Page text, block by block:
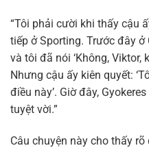
“Tôi phải cười khi thấy cậu
tiếp ở Sporting. Trước đây
và tôi đã nói ‘Không, Viktor,
Nhưng cậu ấy kiên quyết:
điều này’. Giờ đây,
tuyệt vời.”
Câu chuyện này cho thấy